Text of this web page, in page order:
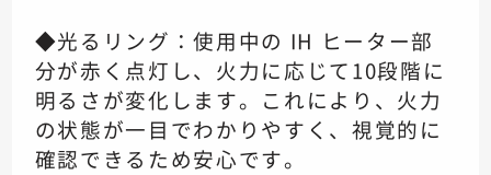
◆光るリング：使用中の IH ヒーター部
分が赤く点灯し、火力に応じて10段階に
明るさが変化します。これにより、火力
の状態が一目でわかりやすく、視覚的に
確認できるため安心です。